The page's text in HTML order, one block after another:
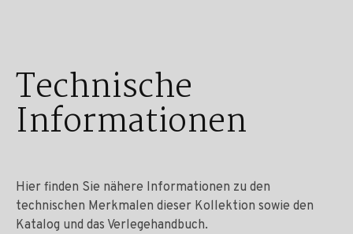
Technische
Informationen
Hier finden Sie nähere Informationen zu den
technischen Merkmalen dieser Kollektion sowie den
Katalog und das Verlegehandbuch.